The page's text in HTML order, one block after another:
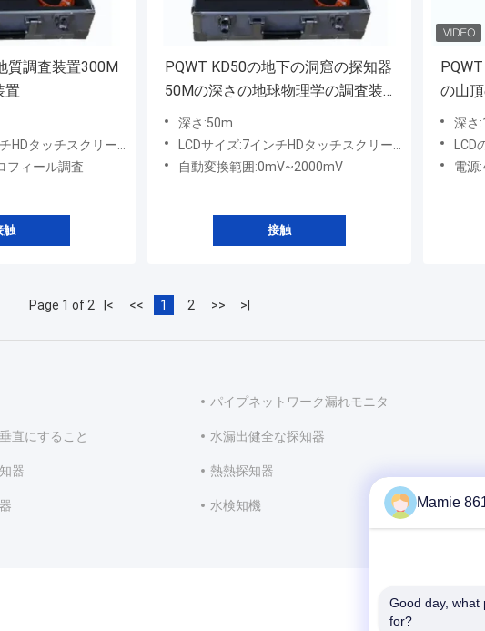
質調査装置300M
置
HDタッチスクリーン
フィール調査
触
PQWT KD50の地下の洞窟の探知器
50Mの深さの地球物理学の調査装
深さ:50m
LCDサイズ:7インチHDタッチスクリーン
自動変換範囲:0mV~2000mV
接触
の山
深さ
LCD
電源
Page 1 of 2 |< << 1 2 >> >|
パイプネットワーク漏れモニタ
直にすること 水漏出健全な探知器
器 熱熱探知器
水検知機 Mamie
Good day, what
for?